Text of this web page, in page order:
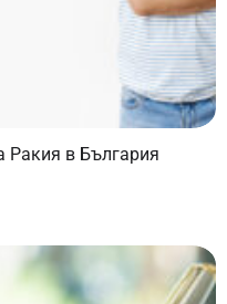
Ракия в България